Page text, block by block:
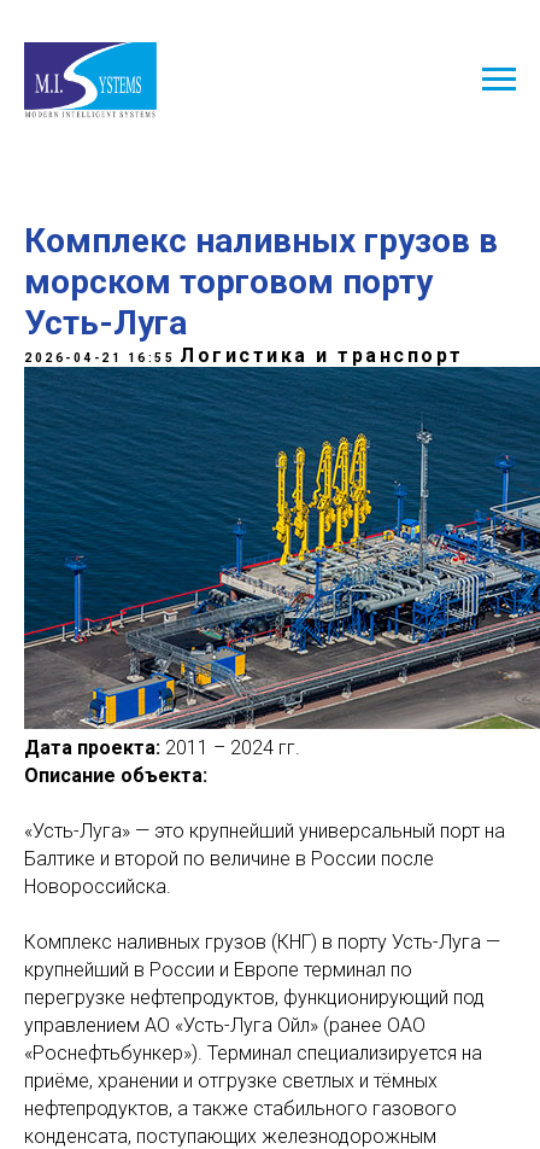
Комплекс наливных грузов в
морском торговом порту
Усть-Луга
2026-04-21 16:55 Логистика и транспорт
Дата проекта: 2011 – 2024 гг.
Описание объекта:
«Усть-Луга» — это крупнейший универсальный порт на
Балтике и второй по величине в России после
Новороссийска.
Комплекс наливных грузов (КНГ) в порту Усть-Луга —
крупнейший в России и Европе терминал по
перегрузке нефтепродуктов, функционирующий под
управлением АО «Усть-Луга Ойл» (ранее ОАО
«Роснефтьбункер»). Терминал специализируется на
приёме, хранении и отгрузке светлых и тёмных
нефтепродуктов, а также стабильного газового
конденсата, поступающих железнодорожным